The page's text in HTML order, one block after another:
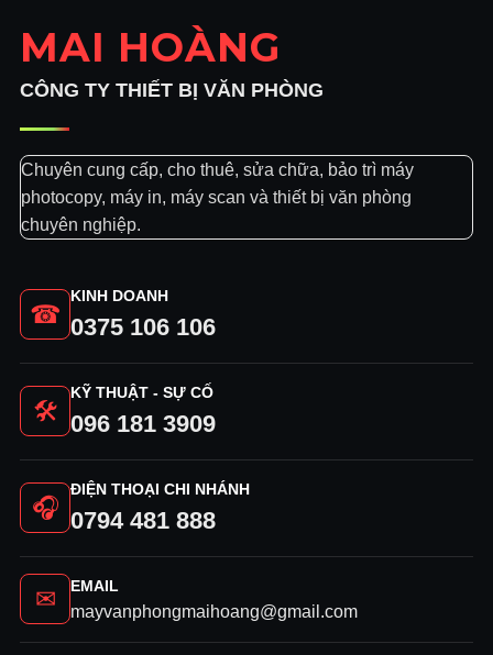
MAI HOÀNG
CÔNG TY THIẾT BỊ VĂN PHÒNG
Chuyên cung cấp, cho thuê, sửa chữa, bảo trì máy
photocopy, máy in, máy scan và thiết bị văn phòng
chuyên nghiệp.
☎
KINH DOANH
0375 106 106
🛠
KỸ THUẬT - SỰ CỐ
096 181 3909
🎧
ĐIỆN THOẠI CHI NHÁNH
0794 481 888
✉ EMAIL
mayvanphongmaihoang@gmail.com